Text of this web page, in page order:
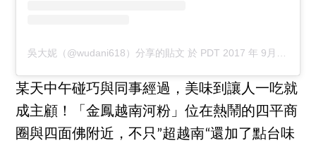
吳大妮（@wudani618）分享的貼文 於 PDT 2017 年 9月 月 23 日 上午 7:32
某天中午碰巧與同事經過，美味到讓人一吃就
成主顧！「金鳳越南河粉」位在熱鬧的四平商
圈與四面佛附近，不只”超越南“還加了點台味